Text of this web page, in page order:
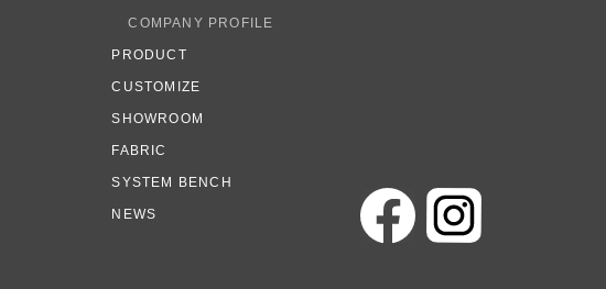
COMPANY PROFILE
PRODUCT
CUSTOMIZE
SHOWROOM
FABRIC
SYSTEM BENCH
NEWS